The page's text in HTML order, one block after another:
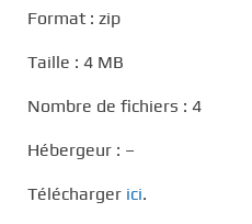
Format : zip
Taille : 4 MB
Nombre de fichiers : 4
Hébergeur : –
Télécharger ici.